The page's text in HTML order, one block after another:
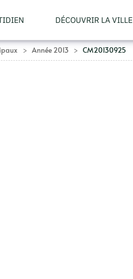
DÉCOUVRIR LA VILLE
Année 2013 CM20130925